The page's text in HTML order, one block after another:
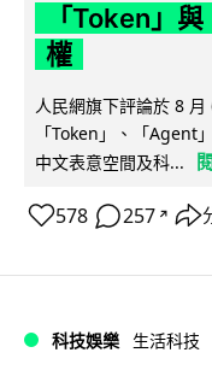
「Token」
權
人民網旗下評論於 8
「Token」、「Agent
中文表意空間及科...
578 257 ↗
科技娛樂 生活科技